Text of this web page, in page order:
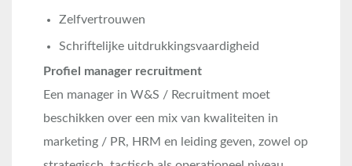
Zelfvertrouwen
Schriftelijke uitdrukkingsvaardigheid
Profiel manager recruitment
Een manager in W&S / Recruitment moet
beschikken over een mix van kwaliteiten in
marketing / PR, HRM en leiding geven, zowel op